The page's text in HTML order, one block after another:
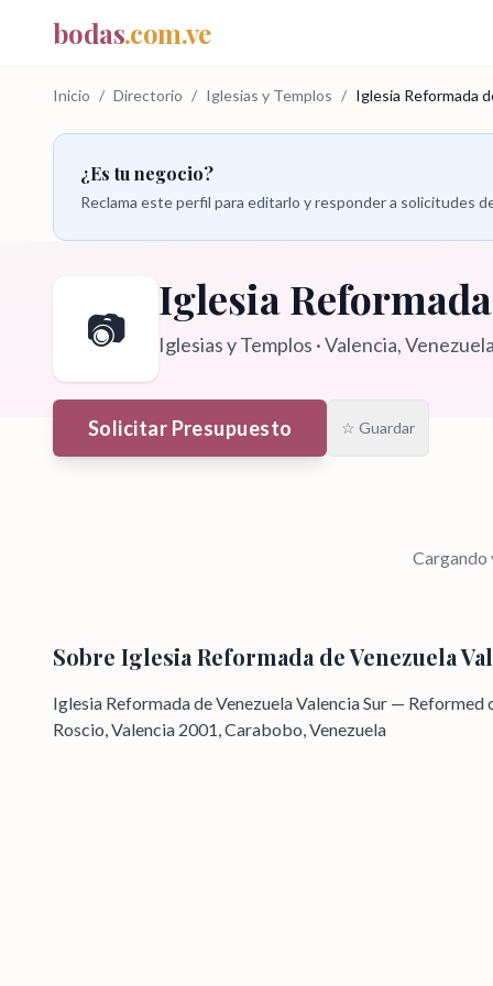
bodas.com.ve
Inicio / Directorio / Iglesias y Templos / Iglesia Reformada
¿Es tu negocio?
Reclama este perfil para editarlo y responder a solicitudes
📷
Iglesia
Iglesias y Templos ·Valencia,
Solicitar Presupuesto ☆ Guardar
Cargando
Sobre Iglesia Reformada de Venezuela
Iglesia Reformada de Venezuela Valencia Sur — Reformed
Roscio, Valencia 2001, Carabobo, Venezuela